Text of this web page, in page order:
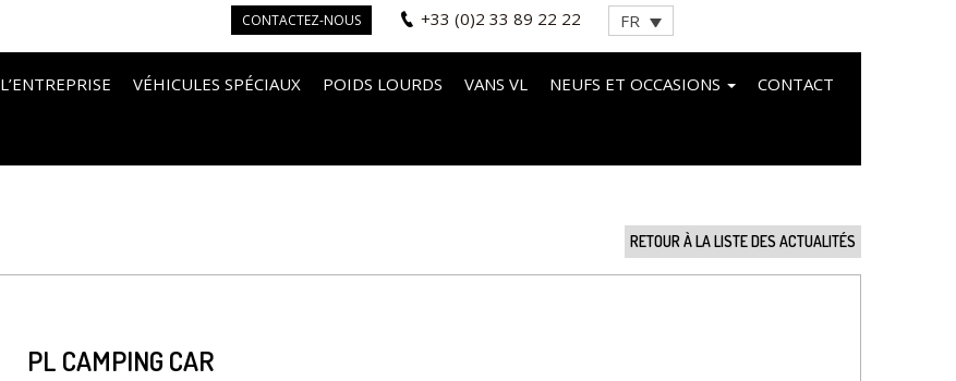
CONTACTEZ-NOUS +33 (0)2 33 89 22 22 FR
L’ENTREPRISE VÉHICULES SPÉCIAUX POIDS LOURDS VANS VL NEUFS ET OCCASIONS CONTACT
RETOUR À LA LISTE DES ACTUALITÉS
PL CAMPING CAR